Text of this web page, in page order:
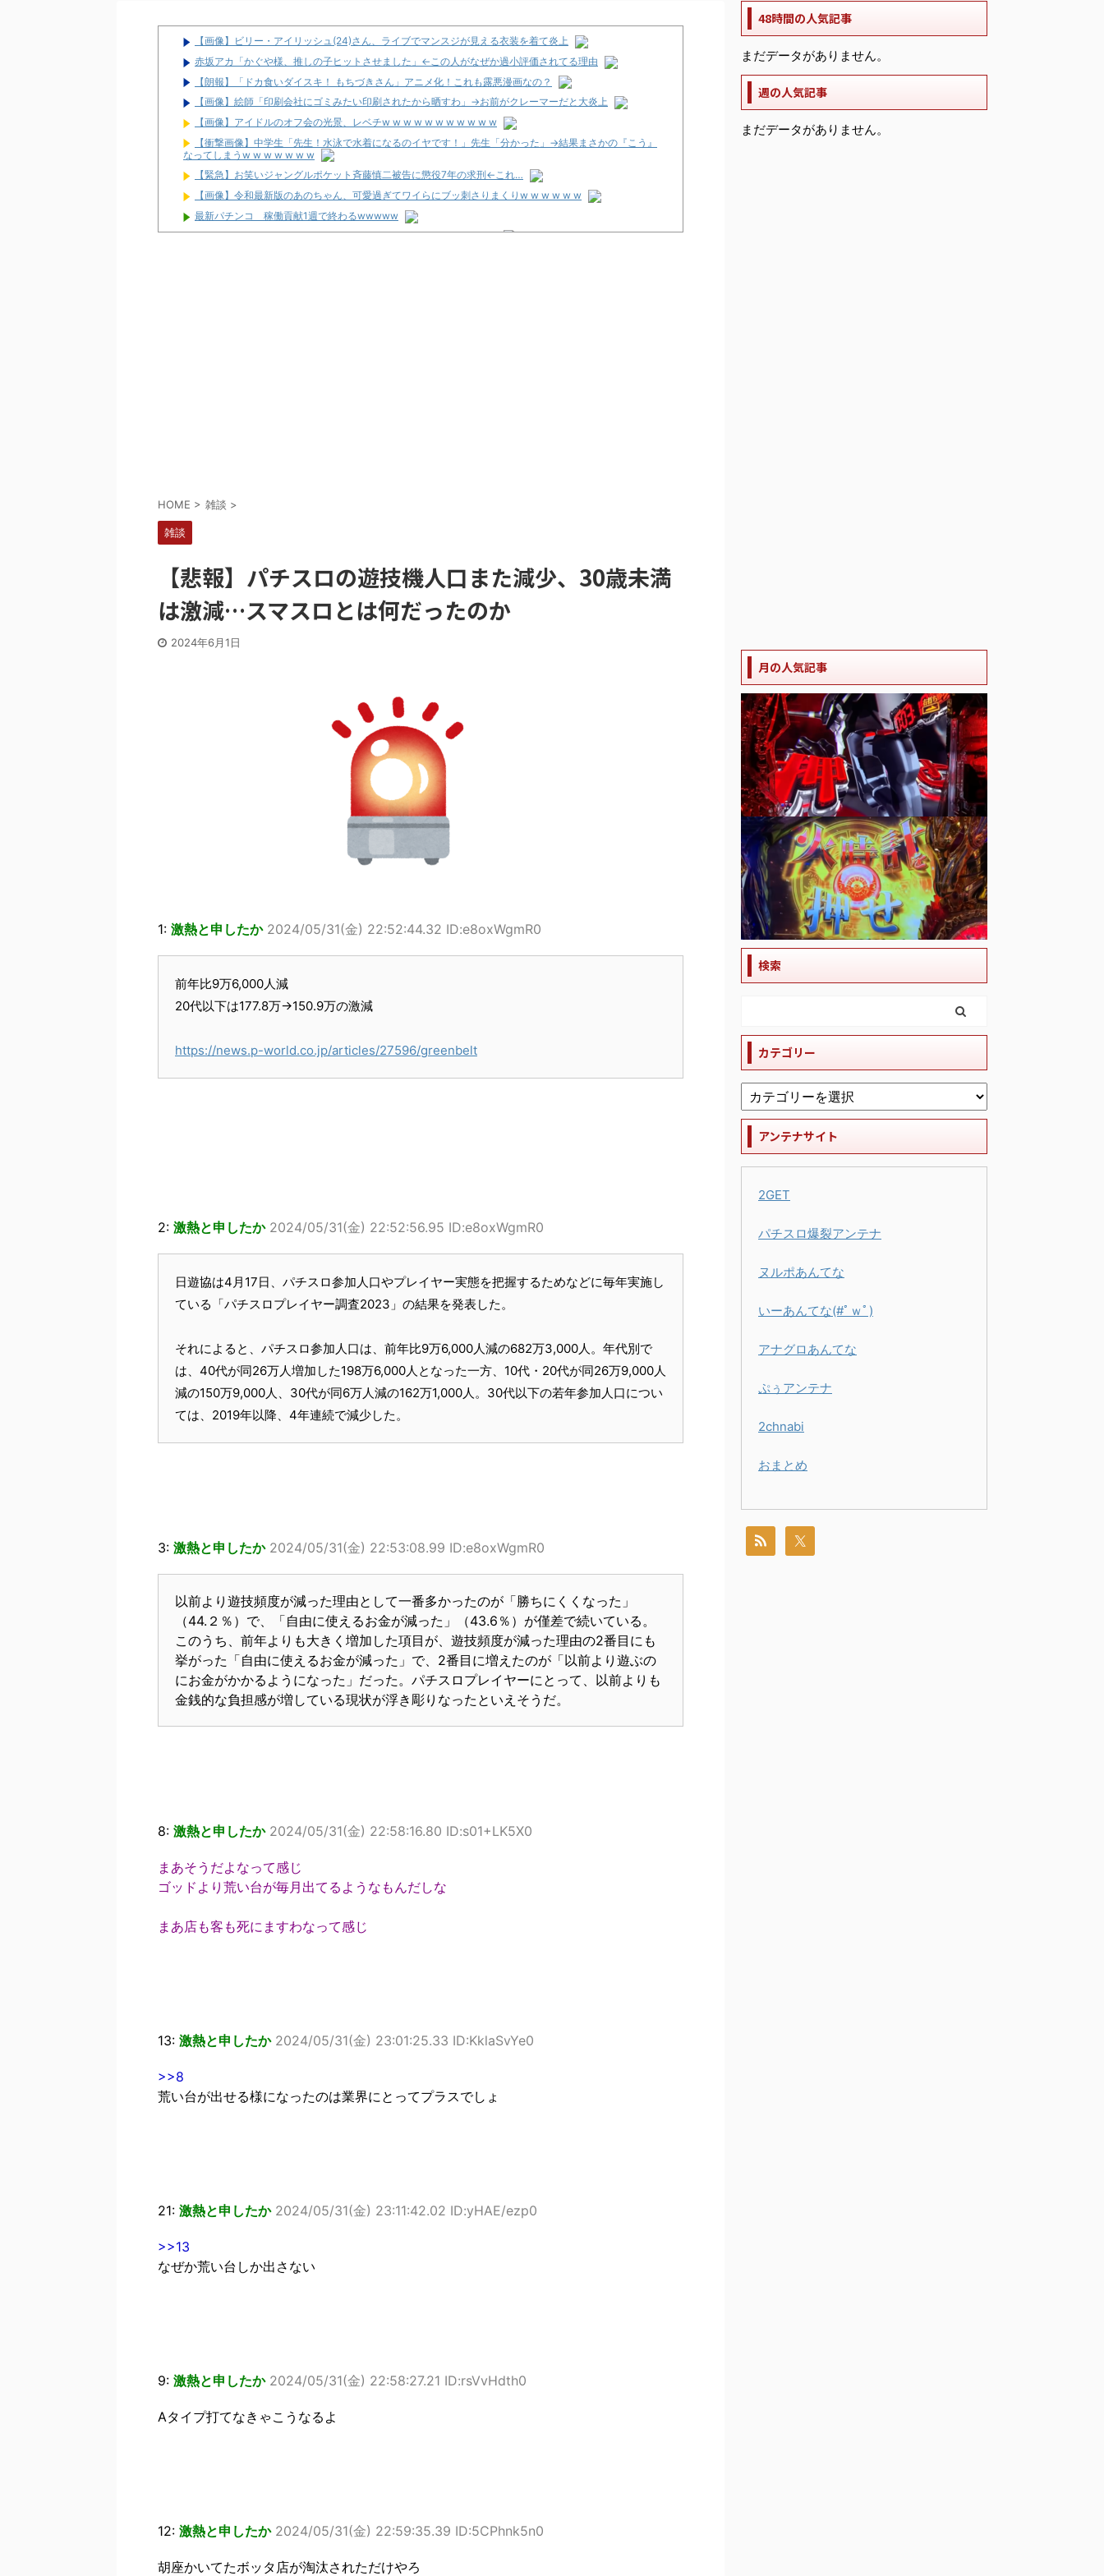
【画像】ビリー・アイリッシュ(24)さん、ライブでマンスジが見える衣装を着て炎上
赤坂アカ「かぐや様、推しの子ヒットさせました」←この人がなぜか過小評価されてる理由
【朗報】「ドカ食いダイスキ！ もちづきさん」アニメ化！これも露悪漫画なの？
【画像】絵師「印刷会社にゴミみたい印刷されたから晒すわ」→お前がクレーマーだと大炎上
【画像】アイドルのオフ会の光景、レベチw w w w w w w w w w w
【衝撃画像】中学生「先生！水泳で水着になるのイヤです！」先生「分かった」→結果まさかの『こう』
なってしまうw w w w w w w
【緊急】お笑いジャングルポケット斉藤慎二被告に懲役7年の求刑←これ…
【画像】令和最新版のあのちゃん、可愛過ぎてワイらにブッ刺さりまくりw w w w w w
最新パチンコ 稼働貢献1週で終わるwwwww
【噂】サミー「eシャングリラ・フロンティア」導入は12月以降！？
HOME > 雑談 >
雑談
【悲報】パチスロの遊技機人口また減少、30歳未満
は激減…スマスロとは何だったのか
2024年6月1日
1: 激熱と申したか 2024/05/31(金) 22:52:44.32 ID:e8oxWgmR0
前年比9万6,000人減
20代以下は177.8万→150.9万の激減
https://news.p-world.co.jp/articles/27596/greenbelt
2: 激熱と申したか 2024/05/31(金) 22:52:56.95 ID:e8oxWgmR0
日遊協は4月17日、パチスロ参加人口やプレイヤー実態を把握するためなどに毎年実施し
ている「パチスロプレイヤー調査2023」の結果を発表した。
それによると、パチスロ参加人口は、前年比9万6,000人減の682万3,000人。年代別で
は、40代が同26万人増加した198万6,000人となった一方、10代・20代が同26万9,000人
減の150万9,000人、30代が同6万人減の162万1,000人。30代以下の若年参加人口につい
ては、2019年以降、4年連続で減少した。
3: 激熱と申したか 2024/05/31(金) 22:53:08.99 ID:e8oxWgmR0
以前より遊技頻度が減った理由として一番多かったのが「勝ちにくくなった」
（44.２％）で、「自由に使えるお金が減った」（43.6％）が僅差で続いている。
このうち、前年よりも大きく増加した項目が、遊技頻度が減った理由の2番目にも
挙がった「自由に使えるお金が減った」で、2番目に増えたのが「以前より遊ぶの
にお金がかかるようになった」だった。パチスロプレイヤーにとって、以前よりも
金銭的な負担感が増している現状が浮き彫りなったといえそうだ。
8: 激熱と申したか 2024/05/31(金) 22:58:16.80 ID:s01+LK5X0
まあそうだよなって感じ
ゴッドより荒い台が毎月出てるようなもんだしな
まあ店も客も死にますわなって感じ
13: 激熱と申したか 2024/05/31(金) 23:01:25.33 ID:KklaSvYe0
>>8
荒い台が出せる様になったのは業界にとってプラスでしょ
21: 激熱と申したか 2024/05/31(金) 23:11:42.02 ID:yHAE/ezp0
>>13
なぜか荒い台しか出さない
9: 激熱と申したか 2024/05/31(金) 22:58:27.21 ID:rsVvHdth0
Aタイプ打てなきゃこうなるよ
12: 激熱と申したか 2024/05/31(金) 22:59:35.39 ID:5CPhnk5n0
胡座かいてたボッタ店が淘汰されただけやろ
48時間の人気記事
まだデータがありません。
週の人気記事
まだデータがありません。
月の人気記事
検索
カテゴリー
アンテナサイト
2GET
パチスロ爆裂アンテナ
ヌルポあんてな
いーあんてな(#ﾟｗﾟ)
アナグロあんてな
ぷぅアンテナ
2chnabi
おまとめ